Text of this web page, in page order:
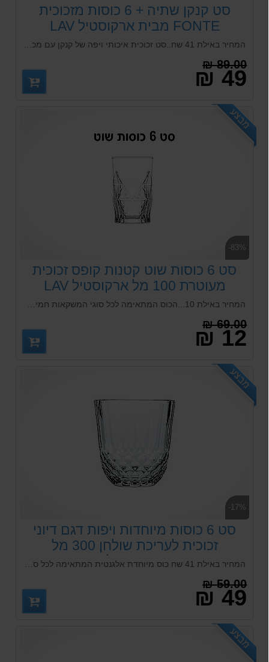
סט קנקן שתיה + 6 כוסות מזכוכית
FONTE מבית ארקוסטיל LAV
89.00 ₪
49 ₪
מבצע
-83%
סט 6 כוסות שוט קטנות קופס זכוכית
מעוטרת 100 מל ארקוסטיל LAV
69.00 ₪
12 ₪
מבצע
-17%
סט 6 כוסות מיוחדות ויפות דגם דיוני
זכוכית לעריכת שולחן 300 מל
ארקוסטיל
המחיר באילת 41 שח כוס מיוחדת אלגנטית המתאימה לכל סוגי המשקאות חמים וקרים נכנסת לכל סוגי המדיח התעשייתי, המוסדי והביתי. הכוס ממפעל פסבחצ'ה passabache, אחד המפעלים הגדולים והטובים בעולם בייצור זכוכית
59.00 ₪
49 ₪
מבצע